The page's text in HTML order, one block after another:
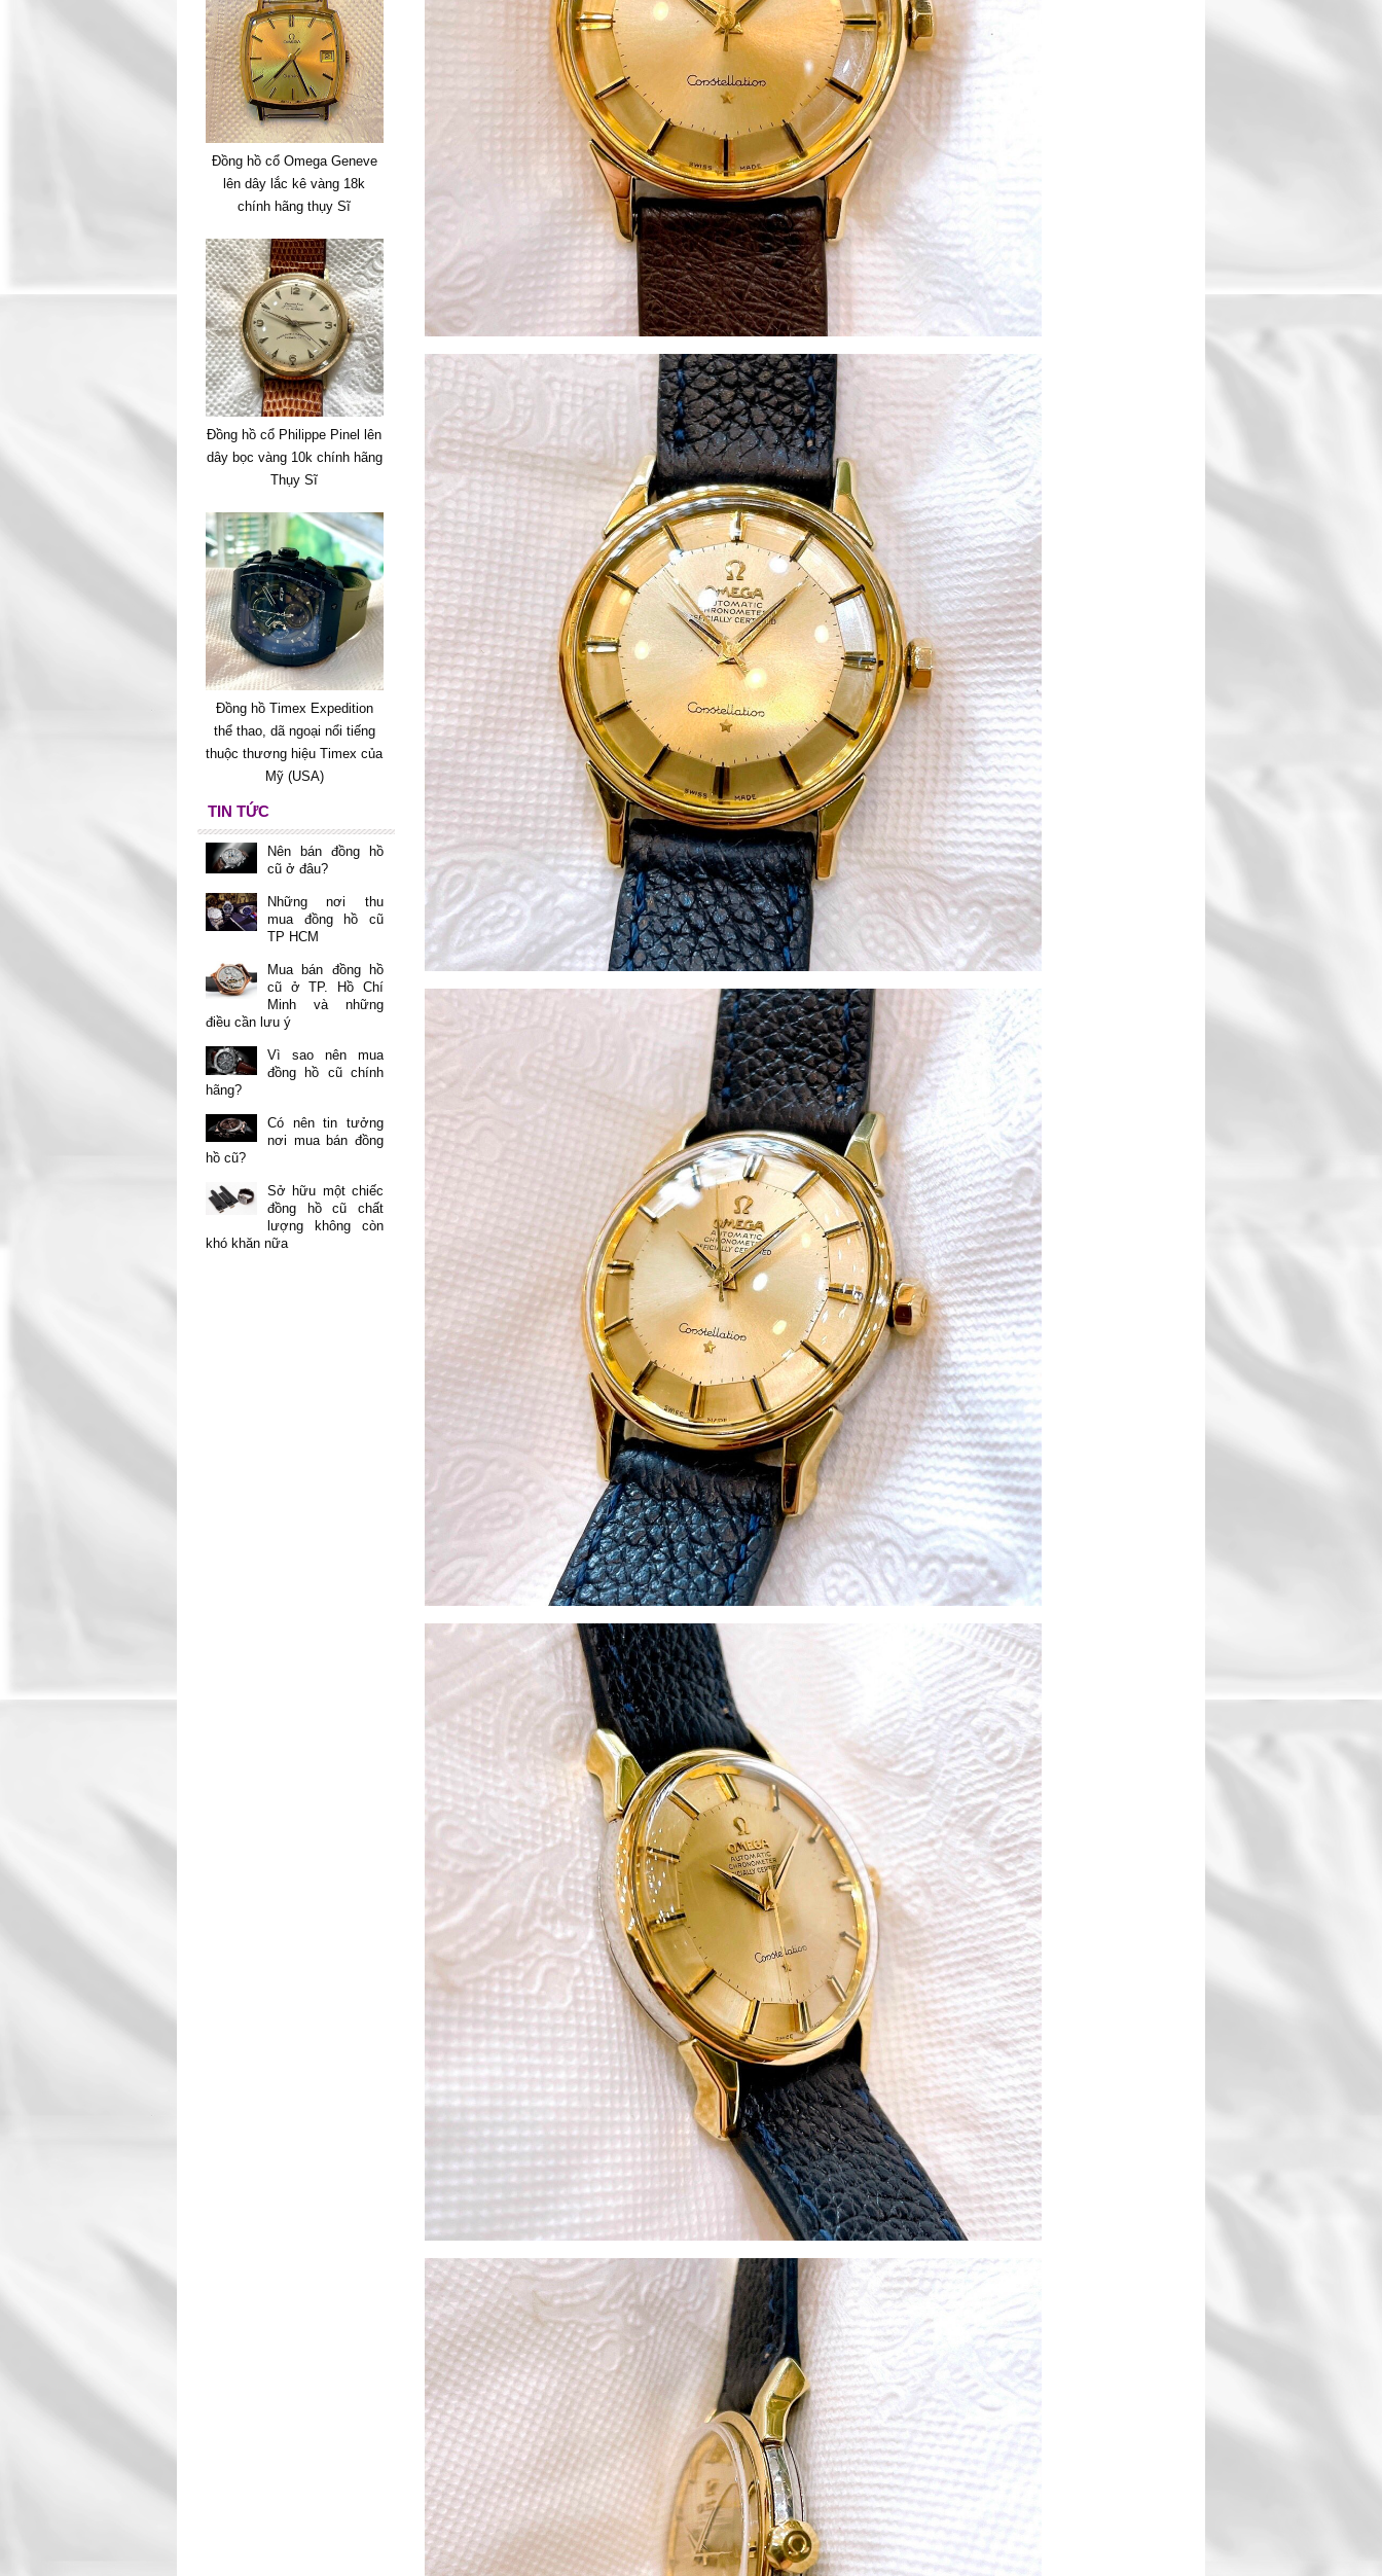
Đồng hồ cổ Omega Geneve
lên dây lắc kê vàng 18k
chính hãng thụy Sĩ
Đồng hồ cổ Philippe Pinel lên
dây bọc vàng 10k chính hãng
Thụy Sĩ
Đồng hồ Timex Expedition
thể thao, dã ngoại nổi tiếng
thuộc thương hiệu Timex của
Mỹ (USA)
TIN TỨC
Nên bán đồng hồ
cũ ở đâu?
Những nơi thu
mua đồng hồ cũ
TP HCM
Mua bán đồng hồ
cũ ở TP. Hồ Chí
Minh và những
điều cần lưu ý
Vì sao nên mua
đồng hồ cũ chính
hãng?
Có nên tin tưởng
nơi mua bán đồng
hồ cũ?
Sở hữu một chiếc
đồng hồ cũ chất
lượng không còn
khó khăn nữa